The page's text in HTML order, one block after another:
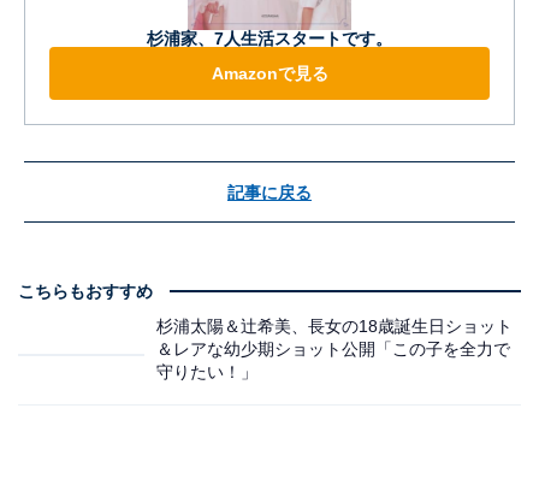
杉浦家、7人生活スタートです。
Amazonで見る
記事に戻る
こちらもおすすめ
杉浦太陽＆辻希美、長女の18歳誕生日ショット
＆レアな幼少期ショット公開「この子を全力で
守りたい！」